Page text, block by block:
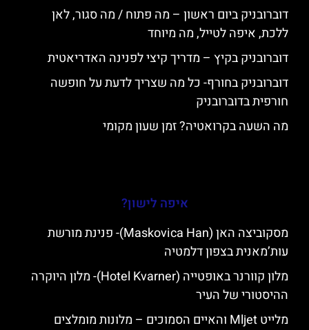
דוברובניק ביום ראשון – מה פתוח / מה סגור, לאן
ללכת, איפה לטייל, מה מיוחד
דוברובניק בקיץ – מדריך קיצי לפנינה האדריאטית
דוברובניק בחורף- כל מה שצריך לדעת על חופשה
חורפית בדוברובניק
מה השעה בקרואטיה? זמן שעון מקומי
איפה לישון?
מסקוביצה האן (Maskovica Han)- פנינת מורשת
עות’מאנית בצפון דלמטיה
מלון קוורנר באופטייה (Hotel Kvarner)- מלון היוקרה
ההיסטורי של העיר
מלייט Mljet והאיים הסמוכים – מלונות מומלצים